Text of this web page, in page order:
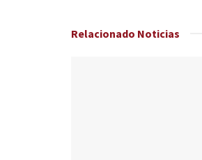
Relacionado Noticias